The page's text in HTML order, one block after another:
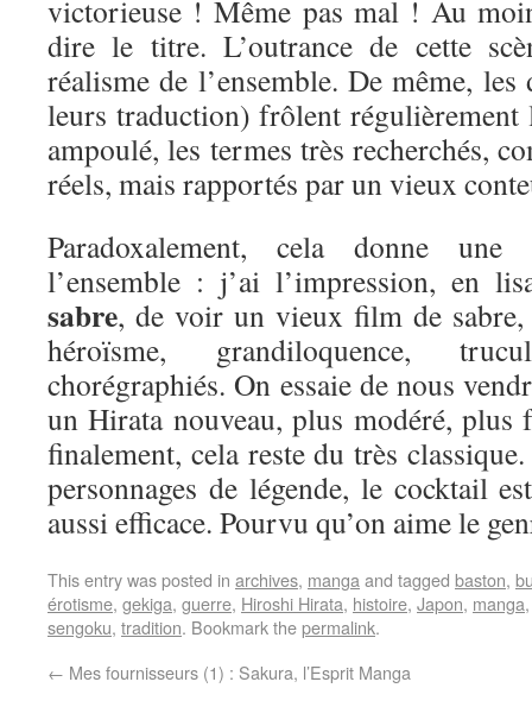
victorieuse ! Même pas mal ! Au
dire le titre. L’outrance de cette
réalisme de l’ensemble. De même,
leurs traduction) frôlent
ampoulé, les termes très recherchés,
réels, mais rapportés par un vieux
Paradoxalement, cela donne une
l’ensemble : j’ai l’impression, en
sabre, de voir un vieux film de sabre,
héroïsme, grandiloquence,
chorégraphiés. On essaie de nous
un Hirata nouveau, plus modéré, plus
finalement, cela reste du très
personnages de légende, le cocktail
aussi efficace. Pourvu qu’on aime le
This entry was posted in archives, manga and tagged baston,
érotisme, gekiga, guerre, Hiroshi Hirata, histoire, Japon, manga
sengoku, tradition. Bookmark thepermalink.
← Mes fournisseurs (1) : Sakura, l’Esprit Manga